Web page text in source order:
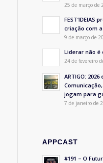
25 de março de
criação com
9 de março de
Liderar não é
24 de fevereiro
ARTIGO:
jogam para
7 de janeiro de
APPCAST
#191 – O